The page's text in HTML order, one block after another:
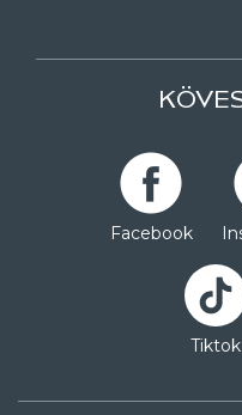
Facebook
Tiktok